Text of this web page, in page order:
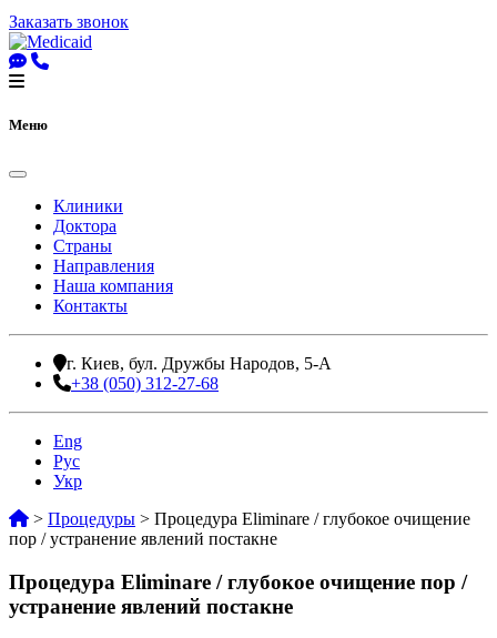
Заказать звонок
Меню
Клиники
Доктора
Страны
Направления
Наша компания
Контакты
г. Киев, бул. Дружбы Народов, 5-А
+38 (050) 312-27-68
Eng
Рус
Укр
> Процедуры > Процедура Eliminare / глубокое очищение
пор / устранение явлений постакне
Процедура Eliminare / глубокое очищение пор /
устранение явлений постакне